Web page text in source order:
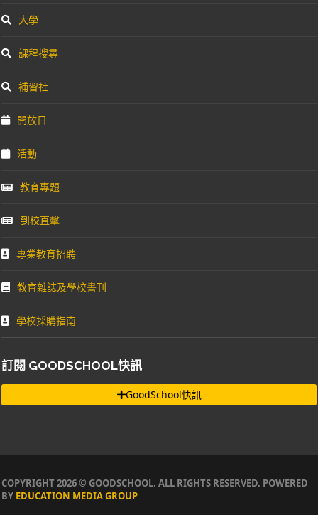
大學
課程搜尋
補習社
開放日
活動
教育專題
到校直擊
專業教育招聘
教育雜誌及學校書刊
學校採購指南
訂閱 GOODSCHOOL快訊
GoodSchool快訊
COPYRIGHT 2026 © GOODSCHOOL. ALL RIGHTS RESERVED. POWERED
BY EDUCATION MEDIA GROUP